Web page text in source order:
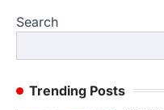
Search
Trending Posts
1
हमारे राज्य
संयुक्त